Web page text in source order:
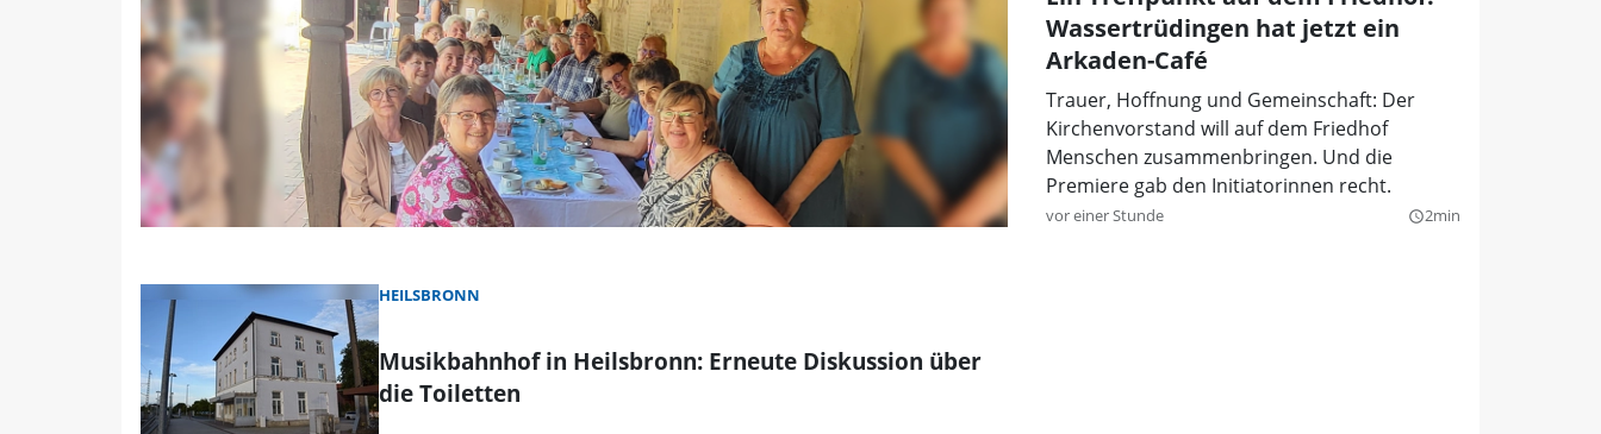
Wassertrüdingen hat jetzt ein
Arkaden-Café
Trauer, Hoffnung und Gemeinschaft: Der
Kirchenvorstand will auf dem Friedhof
Menschen zusammenbringen. Und die
Premiere gab den Initiatorinnen recht.
vor einer Stunde query_builder2min
HEILSBRONN
Musikbahnhof in Heilsbronn: Erneute Diskussion über
die Toiletten